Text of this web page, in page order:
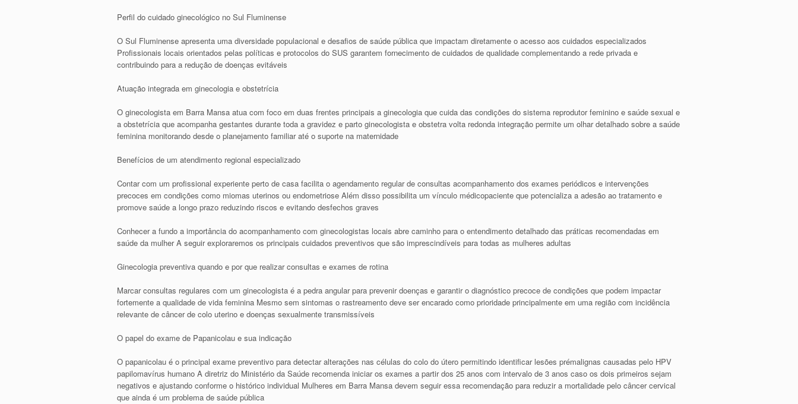
Perfil do cuidado ginecológico no Sul Fluminense
O Sul Fluminense apresenta uma diversidade populacional e desafios de saúde pública que impactam diretamente o acesso aos cuidados especializados
Profissionais locais orientados pelas políticas e protocolos do SUS garantem fornecimento de cuidados de qualidade complementando a rede privada e
contribuindo para a redução de doenças evitáveis
Atuação integrada em ginecologia e obstetrícia
O ginecologista em Barra Mansa atua com foco em duas frentes principais a ginecologia que cuida das condições do sistema reprodutor feminino e saúde sexual e
a obstetrícia que acompanha gestantes durante toda a gravidez e parto ginecologista e obstetra volta redonda integração permite um olhar detalhado sobre a saúde
feminina monitorando desde o planejamento familiar até o suporte na maternidade
Benefícios de um atendimento regional especializado
Contar com um profissional experiente perto de casa facilita o agendamento regular de consultas acompanhamento dos exames periódicos e intervenções
precoces em condições como miomas uterinos ou endometriose Além disso possibilita um vínculo médicopaciente que potencializa a adesão ao tratamento e
promove saúde a longo prazo reduzindo riscos e evitando desfechos graves
Conhecer a fundo a importância do acompanhamento com ginecologistas locais abre caminho para o entendimento detalhado das práticas recomendadas em
saúde da mulher A seguir exploraremos os principais cuidados preventivos que são imprescindíveis para todas as mulheres adultas
Ginecologia preventiva quando e por que realizar consultas e exames de rotina
Marcar consultas regulares com um ginecologista é a pedra angular para prevenir doenças e garantir o diagnóstico precoce de condições que podem impactar
fortemente a qualidade de vida feminina Mesmo sem sintomas o rastreamento deve ser encarado como prioridade principalmente em uma região com incidência
relevante de câncer de colo uterino e doenças sexualmente transmissíveis
O papel do exame de Papanicolau e sua indicação
O papanicolau é o principal exame preventivo para detectar alterações nas células do colo do útero permitindo identificar lesões prémalignas causadas pelo HPV
papilomavírus humano A diretriz do Ministério da Saúde recomenda iniciar os exames a partir dos 25 anos com intervalo de 3 anos caso os dois primeiros sejam
negativos e ajustando conforme o histórico individual Mulheres em Barra Mansa devem seguir essa recomendação para reduzir a mortalidade pelo câncer cervical
que ainda é um problema de saúde pública